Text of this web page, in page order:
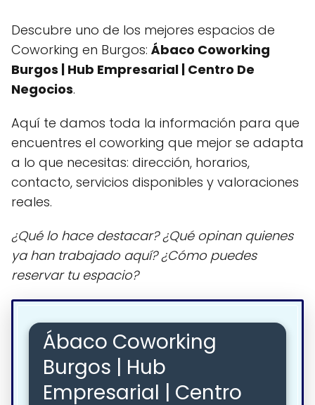
Descubre uno de los mejores espacios de
Coworking en Burgos: Ábaco Coworking
Burgos | Hub Empresarial | Centro De
Negocios.
Aquí te damos toda la información para que
encuentres el coworking que mejor se adapta
a lo que necesitas: dirección, horarios,
contacto, servicios disponibles y valoraciones
reales.
¿Qué lo hace destacar? ¿Qué opinan quienes
ya han trabajado aquí? ¿Cómo puedes
reservar tu espacio?
Ábaco Coworking
Burgos | Hub
Empresarial | Centro